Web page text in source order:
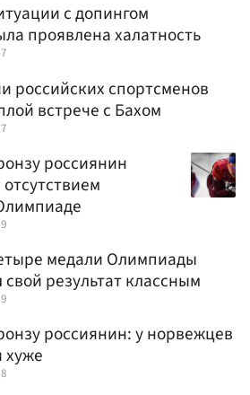
с допингом
проявлена халатность
российских спортсменов
встрече с Бахом
россиянин
медали Олимпиады
результат классным
россиянин: у норвежцев